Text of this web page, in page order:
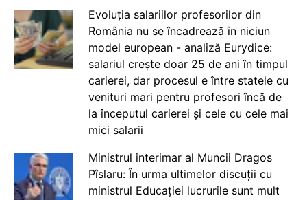
Evoluția salariilor profesorilor din
România nu se încadrează în niciun
model european - analiză Eurydice:
salariul crește doar 25 de ani în timpul
carierei, dar procesul e între statele cu
venituri mari pentru profesori încă de
la începutul carierei și cele cu cele mai
mici salarii
Ministrul interimar al Muncii Dragos
Pîslaru: În urma ultimelor discuții cu
ministrul Educației lucrurile sunt mult